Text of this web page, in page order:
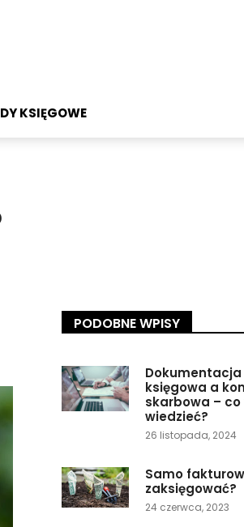
KSIĘGOWE
PODOBNE WPISY
Dokumentacja
księgowa a
skarbowa –
wiedzieć?
26 listopada, 2024
Samo
zaksięgować?
24 czerwca, 2023